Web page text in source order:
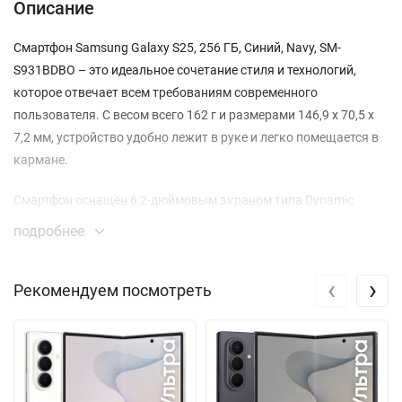
Описание
Смартфон Samsung Galaxy S25, 256 ГБ, Синий, Navy, SM-
S931BDBO – это идеальное сочетание стиля и технологий,
которое отвечает всем требованиям современного
пользователя. С весом всего 162 г и размерами 146,9 x 70,5 x
7,2 мм, устройство удобно лежит в руке и легко помещается в
кармане.
Смартфон оснащён 6,2-дюймовым экраном типа Dynamic
AMOLED 2X с разрешением 2340 x 1080 пикселей, который
освещения, будь то яркий солнечный день или вечерний свет.
мир музыки и кино.
Производительность Galaxy S25 обеспечивает мощный
процессор Qualcomm Snapdragon 8 Elite, что делает его
подробнее
Рекомендуем посмотреть ‹ ›